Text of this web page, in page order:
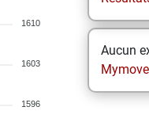
1610
1603
1596
Aucun